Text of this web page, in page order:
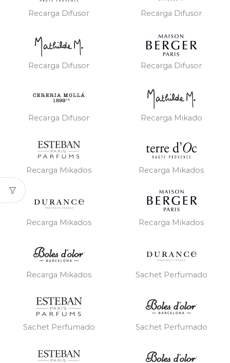
Recarga Difusor Recarga Difusor
Recarga Difusor Recarga Difusor
Recarga Difusor Recarga Mikado
Recarga Mikados Recarga Mikados
Recarga Mikados Recarga Mikados
Recarga Mikados Sachet Perfumado
Sachet Perfumado Sachet Perfumado